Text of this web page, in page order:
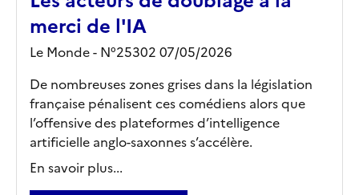
merci de l'IA
Le Monde - N°25302 07/05/2026
De nombreuses zones grises dans la législation
française pénalisent ces comédiens alors que
l’offensive des plateformes d’intelligence
artificielle anglo-saxonnes s’accélère.
En savoir plus...